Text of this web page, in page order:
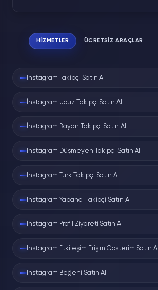
HIZMETLER ÜCRETSIZ ARAÇLAR
İnstagram Takipçi Satın Al
İnstagram Ucuz Takipçi Satın Al
İnstagram Bayan Takipçi Satın Al
İnstagram Düşmeyen Takipçi Satın Al
Instagram Türk Takipçi Satın Al
Instagram Yabancı Takipçi Satın Al
Instagram Profil Ziyareti Satın Al
Instagram Etkileşim Erişim Gösterim Satın Al
Instagram Beğeni Satın Al